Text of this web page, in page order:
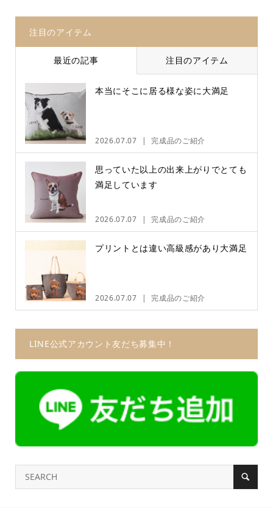
注目のアイテム
最近の記事 注目のアイテム
本当にそこに居る様な姿に大満足
2026.07.07 完成品のご紹介
思っていた以上の出来上がりでとても
満足しています
2026.07.07 完成品のご紹介
プリントとは違い高級感があり大満足
2026.07.07 完成品のご紹介
LINE公式アカウント友だち募集中！